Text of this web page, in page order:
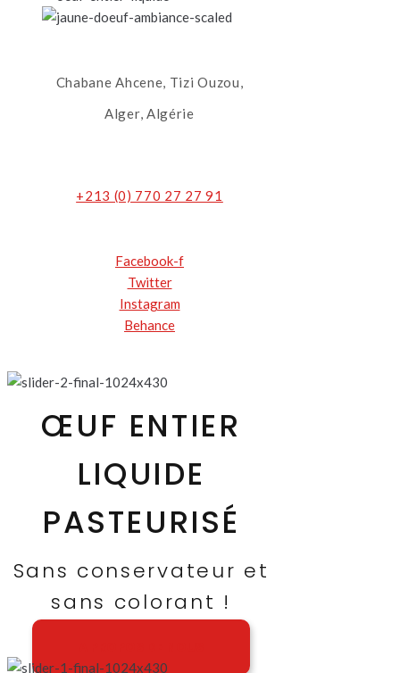
Chabane Ahcene, Tizi Ouzou,
Alger, Algérie
+213 (0) 770 27 27 91
Facebook-f
Twitter
Instagram
Behance
ŒUF ENTIER
LIQUIDE
PASTEURISÉ
Sans conservateur et
sans colorant !